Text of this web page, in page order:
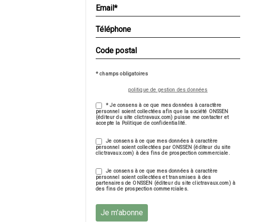
* champs obligatoires
politique de gestion des données
* Je consens à ce que mes données à caractère
personnel soient collectées afin que la société ONSSEN
(éditeur du site clictravaux.com) puisse me contacter et
accepte la Politique de confidentialité.
Je consens à ce que mes données à caractère
personnel soient collectées par ONSSEN (éditeur du site
clictravaux.com) à des fins de prospection commerciale.
Je consens à ce que mes données à caractère
personnel soient collectées et transmises à des
partenaires de ONSSEN (éditeur du site clictravaux.com) à
des fins de prospection commerciales.
Je m'abonne